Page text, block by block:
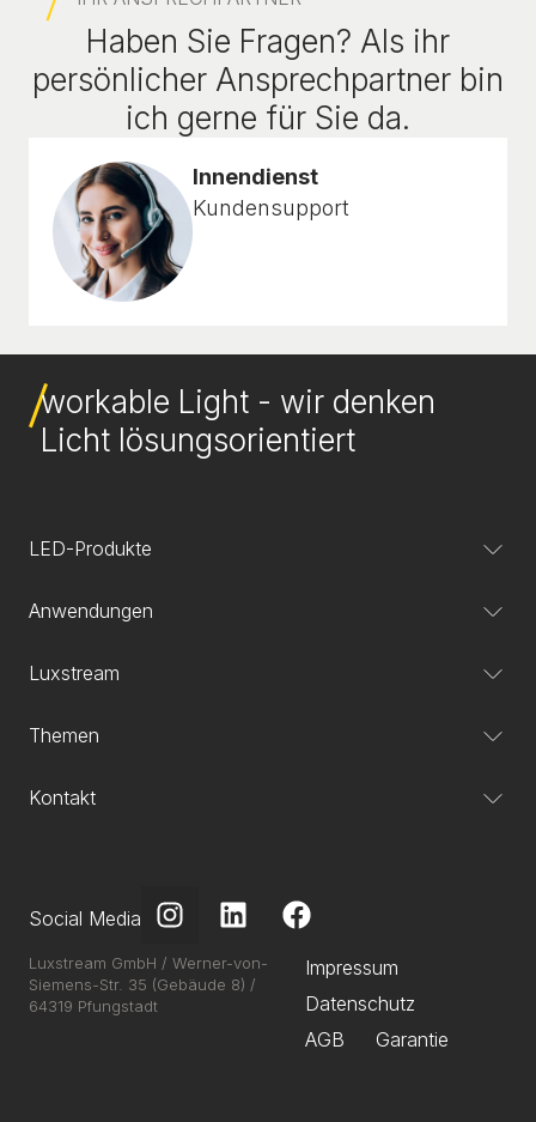
Haben Sie Fragen? Als ihr
persönlicher Ansprechpartner bin
ich gerne für Sie da.
Innendienst
Kundensupport
workable Light - wir denken
Licht lösungsorientiert
LED-Produkte
Anwendungen
Luxstream
Themen
Kontakt
Social Media
Luxstream GmbH / Werner-von-
Siemens-Str. 35 (Gebäude 8) /
64319 Pfungstadt
Impressum
Datenschutz
AGB
Garantie